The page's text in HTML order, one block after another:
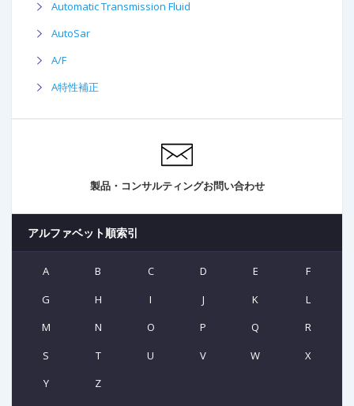
Automatic Transmission Fluid
AutoSar
A/F
A特性補正
製品・コンサルティングお問い合わせ
アルファベット順索引
A B C D E
F
G
H I J K
L
M
N O P Q
R
S
T U V W
X
Y
Z